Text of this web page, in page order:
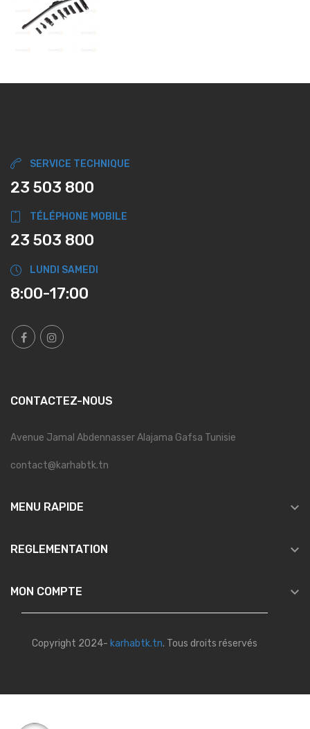
SERVICE TECHNIQUE
23 503 800
TÉLÉPHONE MOBILE
23 503 800
LUNDI SAMEDI
8:00-17:00
CONTACTEZ-NOUS
Avenue Jamal Abdennasser Alajama Gafsa Tunisie
contact@karhabtk.tn
MENU RAPIDE 
REGLEMENTATION 
MON COMPTE 
Copyright 2024- karhabtk.tn. Tous droits réservés